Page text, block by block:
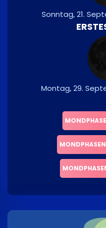
Sonntag, 21.
Montag, 29.